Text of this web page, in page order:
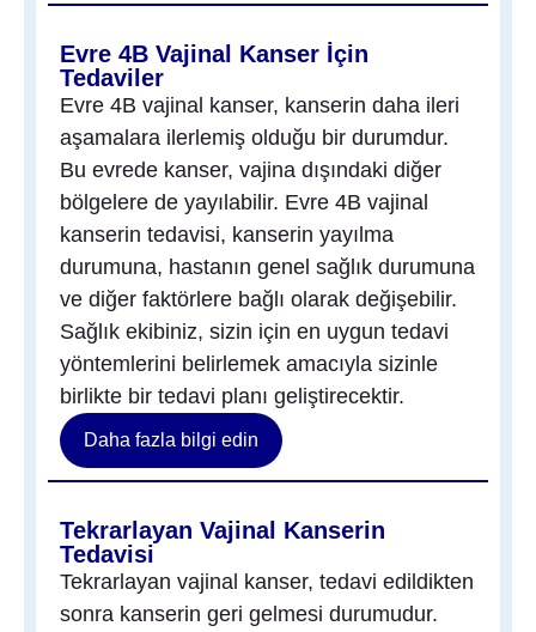
Evre 4B Vajinal Kanser İçin
Tedaviler
Evre 4B vajinal kanser, kanserin daha ileri
aşamalara ilerlemiş olduğu bir durumdur.
Bu evrede kanser, vajina dışındaki diğer
bölgelere de yayılabilir. Evre 4B vajinal
kanserin tedavisi, kanserin yayılma
durumuna, hastanın genel sağlık durumuna
ve diğer faktörlere bağlı olarak değişebilir.
Sağlık ekibiniz, sizin için en uygun tedavi
yöntemlerini belirlemek amacıyla sizinle
birlikte bir tedavi planı geliştirecektir.
Daha fazla bilgi edin
Tekrarlayan Vajinal Kanserin
Tedavisi
Tekrarlayan vajinal kanser, tedavi edildikten
sonra kanserin geri gelmesi durumudur.